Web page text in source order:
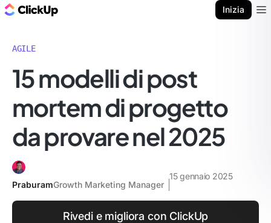
Inizia
AGILE
15 modelli di post
mortem di progetto
da provare nel 2025
PraburamGrowth Marketing Manager
15 gennaio 2025
Rivedi e migliora con ClickUp